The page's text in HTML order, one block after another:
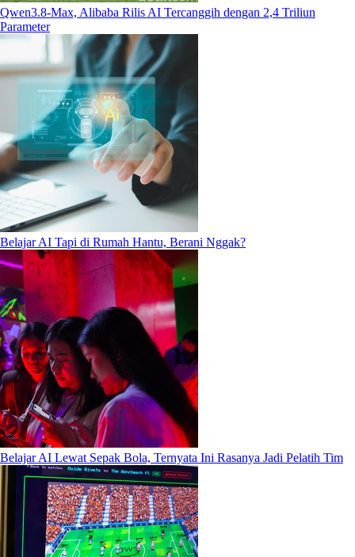
Qwen3.8-Max, Alibaba Rilis AI Tercanggih dengan 2,4 Triliun
Parameter
Belajar AI Tapi di Rumah Hantu, Berani Nggak?
Belajar AI Lewat Sepak Bola, Ternyata Ini Rasanya Jadi Pelatih Tim